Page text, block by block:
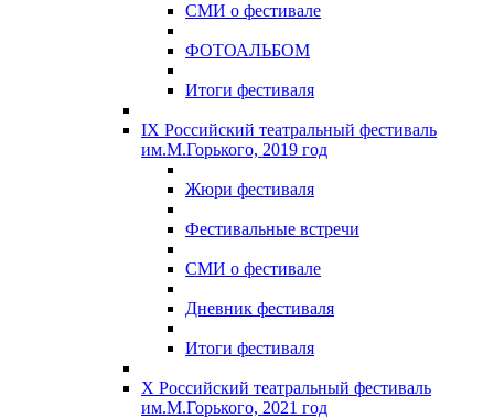
СМИ о фестивале
ФОТОАЛЬБОМ
Итоги фестиваля
IX Российский театральный фестиваль
им.М.Горького, 2019 год
Жюри фестиваля
Фестивальные встречи
СМИ о фестивале
Дневник фестиваля
Итоги фестиваля
X Российский театральный фестиваль
им.М.Горького, 2021 год